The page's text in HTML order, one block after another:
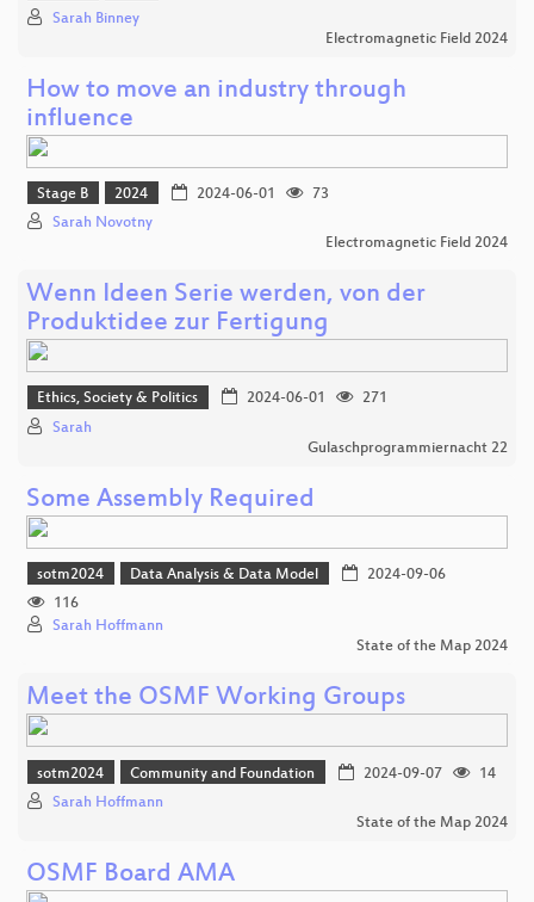
Sarah Binney
Electromagnetic Field 2024
How to move an industry through
influence
Stage B 2024 2024-06-01
73
Sarah Novotny
Electromagnetic Field 2024
Wenn Ideen Serie werden, von der
Produktidee zur Fertigung
Ethics, Society & Politics 2024-06-01
271
Sarah
Gulaschprogrammiernacht 22
Some Assembly Required
sotm2024 Data Analysis & Data Model
2024-09-06
116
Sarah Hoffmann
State of the Map 2024
Meet the OSMF Working Groups
sotm2024 Community and Foundation 2024-09-07
14
Sarah Hoffmann
State of the Map 2024
OSMF Board AMA